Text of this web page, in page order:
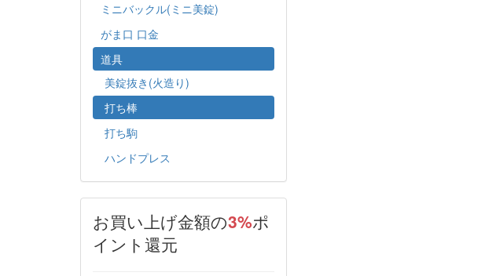
ミニバックル(ミニ美錠)
がま口 口金
道具
美錠抜き(火造り)
打ち棒
打ち駒
ハンドプレス
お買い上げ金額の3%ポ
イント還元